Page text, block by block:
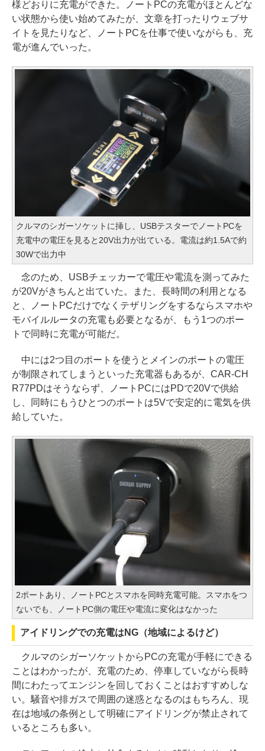
様どおりに充電ができた。ノートPCの充電がほとんどな
い状態から使い始めてみたが、文章を打ったりウェブサ
イトを見たりなど、ノートPCを仕事で使いながらも、充
電が進んでいった。
クルマのシガーソケットに挿し、USBテスターでノートPCを
充電中の電圧を見ると20V出力が出ている。電流は約1.5Aで約
30Wで出力中
念のため、USBチェッカーで電圧や電流を測ってみた
が20Vがきちんと出ていた。また、長時間の利用となる
と、ノートPCだけでなくテザリングをするならスマホや
モバイルルータの充電も必要となるが、もう1つのポー
トで同時に充電が可能だ。
中には2つ目のポートを使うとメインのポートの電圧
が制限されてしまうといった充電器もあるが、CAR-CH
R77PDはそうならず、ノートPCにはPDで20Vで供給
し、同時にもうひとつのポートは5Vで安定的に電気を供
給していた。
2ポートあり、ノートPCとスマホを同時充電可能。スマホをつ
ないでも、ノートPC側の電圧や電流に変化はなかった
アイドリングでの充電はNG（地域によるけど）
クルマのシガーソケットからPCの充電が手軽にできる
ことはわかったが、充電のため、停車していながら長時
間にわたってエンジンを回しておくことはおすすめしな
い。騒音や排ガスで周囲の迷惑となるのはもちろん、現
在は地域の条例として明確にアイドリングが禁止されて
いるところも多い。